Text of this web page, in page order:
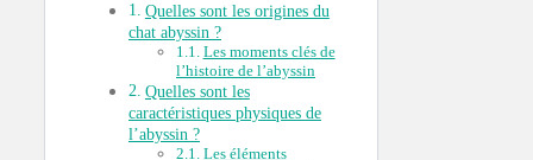
Quelles sont les origines du
chat abyssin ?
Les moments clés de
l’histoire de l’abyssin
Quelles sont les
caractéristiques physiques de
l’abyssin ?
Les éléments